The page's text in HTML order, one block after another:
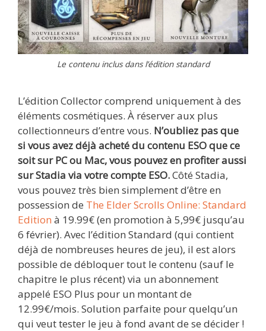
Le contenu inclus dans l’édition standard
L’édition Collector comprend uniquement à des
éléments cosmétiques. À réserver aux plus
collectionneurs d’entre vous. N’oubliez pas que
si vous avez déjà acheté du contenu ESO que ce
soit sur PC ou Mac, vous pouvez en profiter aussi
sur Stadia via votre compte ESO.Côté Stadia,
vous pouvez très bien simplement d’être en
possession de The Elder Scrolls Online: Standard
Edition à 19.99€ (en promotion à 5,99€ jusqu’au
6 février). Avec l’édition Standard (qui contient
déjà de nombreuses heures de jeu), il est alors
possible de débloquer tout le contenu (sauf le
chapitre le plus récent) via un abonnement
appelé ESO Plus pour un montant de
12.99€/mois. Solution parfaite pour quelqu’un
qui veut tester le jeu à fond avant de se décider !